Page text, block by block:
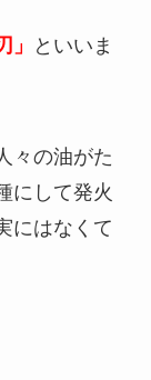
」
といいま
々の油がた
にして発火
にはなくて